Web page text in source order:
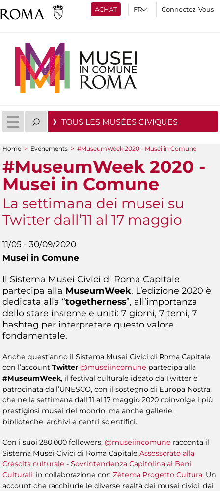
ACHAT Connectez-Vous
TOUS LES MUSÉES CIVIQUES
You are here
Home > Evénements > #MuseumWeek 2020 - Musei in Comune
#MuseumWeek 2020 -
Musei in Comune
La settimana dei musei su
Twitter dall’11 al 17 maggio
11/05 - 30/09/2020
Musei in Comune
Il Sistema Musei Civici di Roma Capitale
partecipa alla MuseumWeek. L’edizione 2020 è
dedicata alla “togetherness”, all’importanza
dello stare insieme e uniti: 7 giorni, 7 temi, 7
hashtag per interpretare questo valore
fondamentale.
Anche quest’anno il Sistema Musei Civici di Roma Capitale
con l’account Twitter @museiincomune partecipa alla
#MuseumWeek, il festival culturale ideato da Twitter e
patrocinata dall’UNESCO, con il sostegno di Europa Nostra,
che nella settimana dall’11 al 17 maggio 2020 coinvolge i più
prestigiosi musei del mondo, ma anche gallerie,
biblioteche, archivi e centri scientifici.
Con i suoi 280.000 followers, @museiincomune racconta il
Sistema Musei Civici di Roma Capitale Assessorato alla
Crescita culturale - Sovrintendenza Capitolina ai Beni
Culturali, in collaborazione con Zètema Progetto Cultura. Un
account che racchiude le diverse realtà dei musei civici, dai